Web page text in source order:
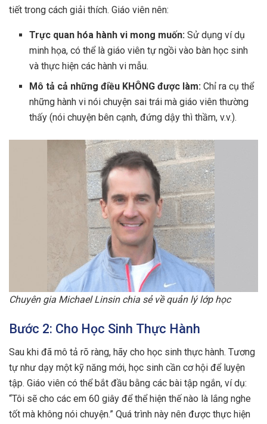
tiết trong cách giải thích. Giáo viên nên:
Trực quan hóa hành vi mong muốn: Sử dụng ví dụ
minh họa, có thể là giáo viên tự ngồi vào bàn học sinh
và thực hiện các hành vi mẫu.
Mô tả cả những điều KHÔNG được làm: Chỉ ra cụ thể
những hành vi nói chuyện sai trái mà giáo viên thường
thấy (nói chuyện bên cạnh, đứng dậy thì thầm, v.v.).
Chuyên gia Michael Linsin chia sẻ về quản lý lớp học
Bước 2: Cho Học Sinh Thực Hành
Sau khi đã mô tả rõ ràng, hãy cho học sinh thực hành. Tương
tự như dạy một kỹ năng mới, học sinh cần cơ hội để luyện
tập. Giáo viên có thể bắt đầu bằng các bài tập ngắn, ví dụ:
“Tôi sẽ cho các em 60 giây để thể hiện thế nào là lắng nghe
tốt mà không nói chuyện.” Quá trình này nên được thực hiện